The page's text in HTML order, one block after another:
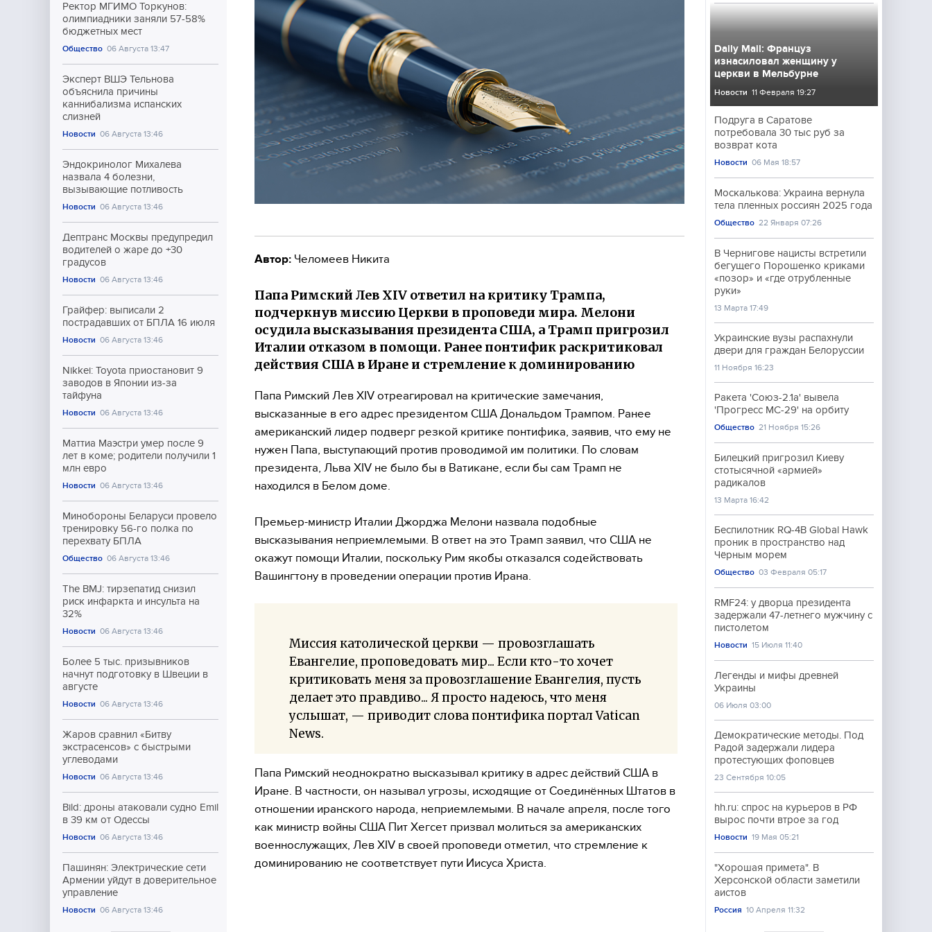
Ректор МГИМО Торкунов:
олимпиадники заняли 57-58%
бюджетных мест
Общество 06 Августа 13:47
Эксперт ВШЭ Тельнова
объяснила причины
каннибализма испанских
слизней
Новости 06 Августа 13:46
Эндокринолог Михалева
назвала 4 болезни,
вызывающие потливость
Новости 06 Августа 13:46
Дептранс Москвы предупредил
водителей о жаре до +30
градусов
Новости 06 Августа 13:46
Грайфер: выписали 2
пострадавших от БПЛА 16 июля
Новости 06 Августа 13:46
Nikkei: Toyota приостановит 9
заводов в Японии из-за
тайфуна
Новости 06 Августа 13:46
Маттиа Маэстри умер после 9
лет в коме; родители получили 1
млн евро
Новости 06 Августа 13:46
Минобороны Беларуси провело
тренировку 56-го полка по
перехвату БПЛА
Общество 06 Августа 13:46
The BMJ: тирзепатид снизил
риск инфаркта и инсульта на
32%
Новости 06 Августа 13:46
Более 5 тыс. призывников
начнут подготовку в Швеции в
августе
Новости 06 Августа 13:46
Жаров сравнил «Битву
экстрасенсов» с быстрыми
углеводами
Новости 06 Августа 13:46
Bild: дроны атаковали судно Emil
в 39 км от Одессы
Новости 06 Августа 13:46
Пашинян: Электрические сети
Армении уйдут в доверительное
управление
Новости 06 Августа 13:46
Автор: Челомеев Никита
Папа Римский Лев XIV ответил на критику Трампа,
подчеркнув миссию Церкви в проповеди мира. Мелони
осудила высказывания президента США, а Трамп пригрозил
Италии отказом в помощи. Ранее понтифик раскритиковал
действия США в Иране и стремление к доминированию
Папа Римский Лев XIV отреагировал на критические замечания,
высказанные в его адрес президентом США Дональдом Трампом. Ранее
американский лидер подверг резкой критике понтифика, заявив, что ему не
нужен Папа, выступающий против проводимой им политики. По словам
президента, Льва XIV не было бы в Ватикане, если бы сам Трамп не
находился в Белом доме.
Премьер-министр Италии Джорджа Мелони назвала подобные
высказывания неприемлемыми. В ответ на это Трамп заявил, что США не
окажут помощи Италии, поскольку Рим якобы отказался содействовать
Вашингтону в проведении операции против Ирана.
Миссия католической церкви — провозглашать
Евангелие, проповедовать мир... Если кто-то хочет
критиковать меня за провозглашение Евангелия, пусть
делает это правдиво... Я просто надеюсь, что меня
услышат, — приводит слова понтифика портал Vatican
News.
Папа Римский неоднократно высказывал критику в адрес действий США в
Иране. В частности, он называл угрозы, исходящие от Соединённых Штатов в
отношении иранского народа, неприемлемыми. В начале апреля, после того
как министр войны США Пит Хегсет призвал молиться за американских
военнослужащих, Лев XIV в своей проповеди отметил, что стремление к
доминированию не соответствует пути Иисуса Христа.
Daily Mail: Француз
изнасиловал женщину у
церкви в Мельбурне
Новости 11 Февраля 19:27
Подруга в Саратове
потребовала 30 тыс руб за
возврат кота
Новости 06 Мая 18:57
Москалькова: Украина вернула
тела пленных россиян 2025 года
Общество 22 Января 07:26
В Чернигове нацисты встретили
бегущего Порошенко криками
«позор» и «где отрубленные
руки»
13 Марта 17:49
Украинские вузы распахнули
двери для граждан Белоруссии
11 Ноября 16:23
Ракета 'Союз-2.1а' вывела
'Прогресс МС-29' на орбиту
Общество 21 Ноября 15:26
Билецкий пригрозил Киеву
стотысячной «армией»
радикалов
13 Марта 16:42
Беспилотник RQ-4B Global Hawk
проник в пространство над
Чёрным морем
Общество 03 Февраля 05:17
RMF24: у дворца президента
задержали 47-летнего мужчину с
пистолетом
Новости 15 Июля 11:40
Легенды и мифы древней
Украины
06 Июля 03:00
Демократические методы. Под
Радой задержали лидера
протестующих фоповцев
23 Сентября 10:05
hh.ru: спрос на курьеров в РФ
вырос почти втрое за год
Новости 19 Мая 05:21
"Хорошая примета". В
Херсонской области заметили
аистов
Россия 10 Апреля 11:32